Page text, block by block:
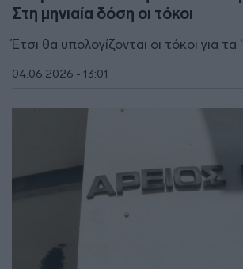
Στη μηνιαία δόση οι τόκοι
Έτσι θα υπολογίζονται οι τόκοι για
04.06.2026 - 13:01